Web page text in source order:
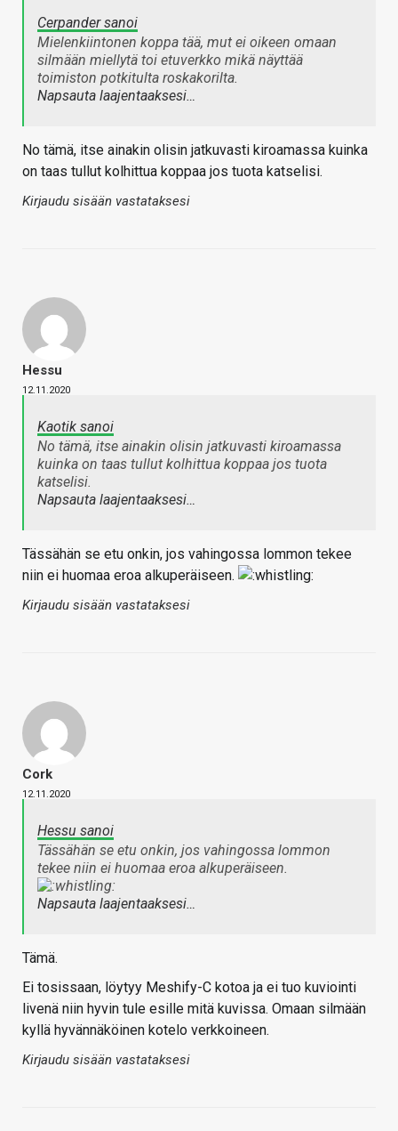
Cerpander sanoi
Mielenkiintonen koppa tää, mut ei oikeen omaan
silmään miellytä toi etuverkko mikä näyttää
toimiston potkitulta roskakorilta.
Napsauta laajentaaksesi…
No tämä, itse ainakin olisin jatkuvasti kiroamassa kuinka
on taas tullut kolhittua koppaa jos tuota katselisi.
Kirjaudu sisään vastataksesi
Hessu
12.11.2020
Kaotik sanoi
No tämä, itse ainakin olisin jatkuvasti kiroamassa
kuinka on taas tullut kolhittua koppaa jos tuota
katselisi.
Napsauta laajentaaksesi…
Tässähän se etu onkin, jos vahingossa lommon tekee
niin ei huomaa eroa alkuperäiseen.
Kirjaudu sisään vastataksesi
Cork
12.11.2020
Hessu sanoi
Tässähän se etu onkin, jos vahingossa lommon
tekee niin ei huomaa eroa alkuperäiseen.
Napsauta laajentaaksesi…
Tämä.
Ei tosissaan, löytyy Meshify-C kotoa ja ei tuo kuviointi
livenä niin hyvin tule esille mitä kuvissa. Omaan silmään
kyllä hyvännäköinen kotelo verkkoineen.
Kirjaudu sisään vastataksesi